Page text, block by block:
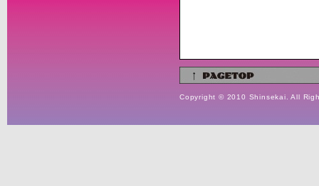
Copyright © 2010 Shinsekai. All